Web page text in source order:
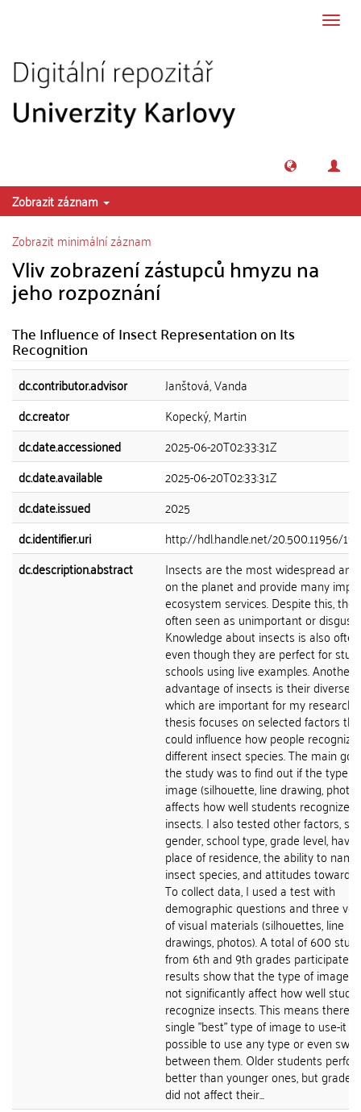
Zobrazit záznam
Zobrazit minimální záznam
Vliv zobrazení zástupců hmyzu na
jeho rozpoznání
The Influence of Insect Representation on Its
Recognition
dc.contributor.advisor
Janštová, Vanda
dc.creator
Kopecký, Martin
dc.date.accessioned
2025-06-20T02:33:31Z
dc.date.available
2025-06-20T02:33:31Z
dc.date.issued
2025
dc.identifier.uri
http://hdl.handle.net/20.500.11956/
dc.description.abstract
Insects are the most widespread
on the planet and provide many
ecosystem services. Despite this,
often seen as unimportant or
Knowledge about insects is also
even though they are perfect for
schools using live examples. Another
advantage of insects is their diverse
which are important for my research.
thesis focuses on selected factors
could influence how people recognize
different insect species. The main
the study was to find out if the type of
image (silhouette, line drawing, photo)
affects how well students recognize
insects. I also tested other factors,
gender, school type, grade level,
place of residence, the ability to
insect species, and attitudes toward
To collect data, I used a test with
demographic questions and three
of visual materials (silhouettes, line
drawings, photos). A total of 600
from 6th and 9th grades participated.
results show that the type of image
not significantly affect how well
recognize insects. This means there
single "best" type of image to use-it is
possible to use any type or even
between them. Older students
better than younger ones, but grade
did not affect their...